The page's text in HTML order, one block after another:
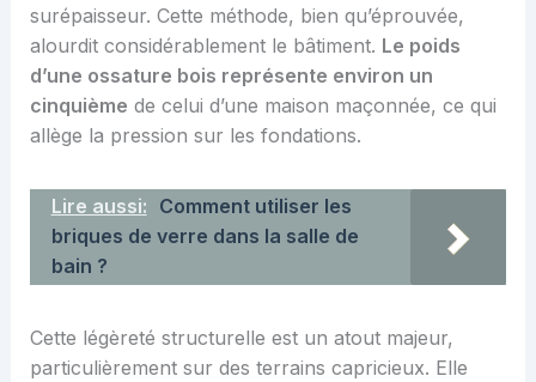
surépaisseur. Cette méthode, bien qu’éprouvée,
alourdit considérablement le bâtiment. Le poids
d’une ossature bois représente environ un
cinquième de celui d’une maison maçonnée, ce qui
allège la pression sur les fondations.
Lire aussi: Comment utiliser les
briques de verre dans la salle de
bain ?
Cette légèreté structurelle est un atout majeur,
particulièrement sur des terrains capricieux. Elle